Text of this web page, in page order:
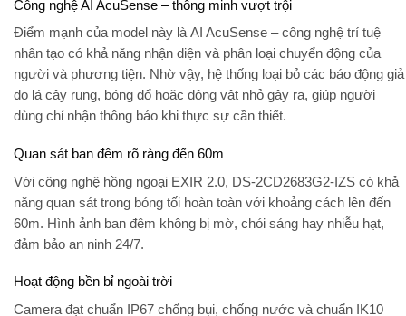
Công nghệ AI AcuSense – thông minh vượt trội
Điểm mạnh của model này làAI AcuSense – công nghệ trí tuệ
nhân tạo có khả năng nhận diện và phân loại chuyển động của
người và phương tiện. Nhờ vậy, hệ thống loại bỏ các báo động giả
do lá cây rung, bóng đổ hoặc động vật nhỏ gây ra, giúp người
dùng chỉ nhận thông báo khi thực sự cần thiết.
Quan sát ban đêm rõ ràng đến 60m
Với công nghệ hồng ngoại EXIR 2.0, DS-2CD2683G2-IZS có khả
năng quan sát trong bóng tối hoàn toàn với khoảng cách lên đến
60m. Hình ảnh ban đêm không bị mờ, chói sáng hay nhiễu hạt,
đảm bảo an ninh 24/7.
Hoạt động bền bỉ ngoài trời
Camera đạt chuẩn
IP67 chống bụi, chống nước và chuẩn
IK10